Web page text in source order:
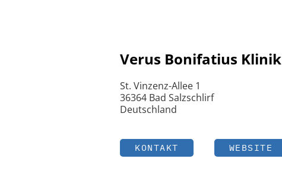
Verus Bonifatius Klinik
St. Vinzenz-Allee 1
36364 Bad Salzschlirf
Deutschland
KONTAKT WEBSITE